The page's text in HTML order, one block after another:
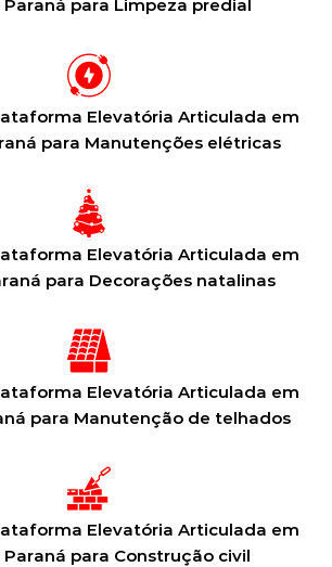
Paraná para Limpeza predial
Elevatória Articulada em
para Manutenções elétricas
Elevatória Articulada em
para Decorações natalinas
Elevatória Articulada em
para Manutenção de telhados
Elevatória Articulada em
Paraná para Construção civil